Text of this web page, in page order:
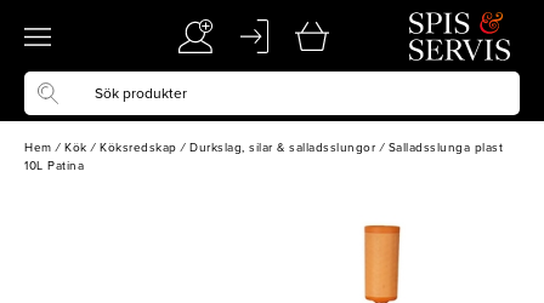
Hem / Kök / Köksredskap / Durkslag, silar & salladsslungor / Salladsslunga plast
10L Patina